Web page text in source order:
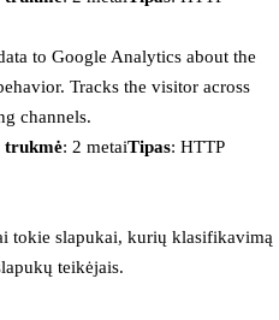
to Google Analytics about the
Tracks the visitor across
channels.
trukmė: 2 metaiTipas: HTTP
tokie slapukai, kurių klasifikavimą
teikėjais.